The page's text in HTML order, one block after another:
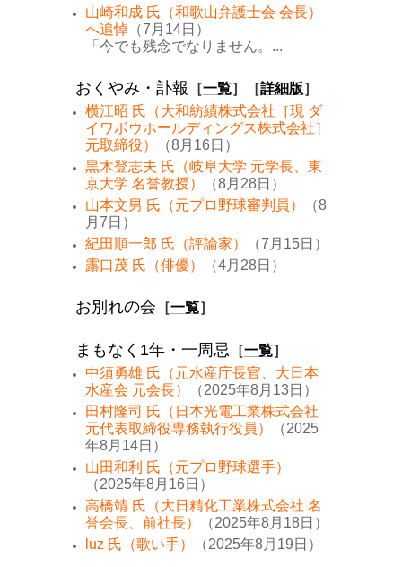
山崎和成 氏（和歌山弁護士会 会長）
へ追悼 （7月14日）
「今でも残念でなりません。...
おくやみ・訃報 ［一覧］［詳細版］
横江昭 氏（大和紡績株式会社［現 ダ
イワボウホールディングス株式会社］
元取締役）
（8月16日）
黒木登志夫 氏（岐阜大学 元学長、東
京大学 名誉教授）
（8月28日）
山本文男 氏（元プロ野球審判員）
（8
月7日）
紀田順一郎 氏（評論家）
（7月15日）
露口茂 氏（俳優）
（4月28日）
お別れの会 ［一覧］
まもなく1年・一周忌 ［一覧］
中須勇雄 氏（元水産庁長官、大日本
水産会 元会長）
（2025年8月13日）
田村隆司 氏（日本光電工業株式会社
元代表取締役専務執行役員）
（2025
年8月14日）
山田和利 氏（元プロ野球選手）
（2025年8月16日）
高橋靖 氏（大日精化工業株式会社 名
誉会長、前社長）
（2025年8月18日）
luz 氏（歌い手）
（2025年8月19日）